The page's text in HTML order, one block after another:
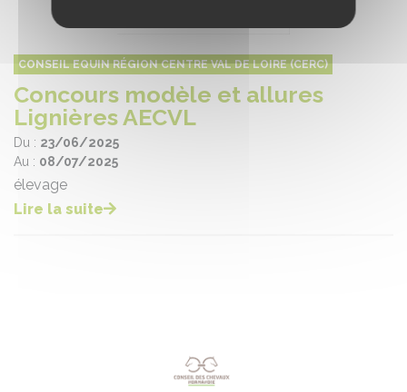
CONSEIL EQUIN RÉGION CENTRE VAL DE LOIRE (CERC)
Concours modèle et allures
Lignières AECVL
Du : 23/06/2025
Au : 08/07/2025
élevage
Lire la suite